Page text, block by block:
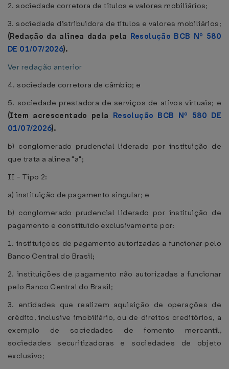
2. sociedade corretora de títulos e valores mobiliários;
3. sociedade distribuidora de títulos e valores mobiliários;
(Redação da alínea dada pela Resolução BCB Nº 580
DE 01/07/2026).
Ver redação anterior
4. sociedade corretora de câmbio; e
5. sociedade prestadora de serviços de ativos virtuais; e
(Item acrescentado pela Resolução BCB Nº 580 DE
01/07/2026).
b) conglomerado prudencial liderado por instituição de
que trata a alínea "a";
II - Tipo 2:
a) instituição de pagamento singular; e
b) conglomerado prudencial liderado por instituição de
pagamento e constituído exclusivamente por:
1. instituições de pagamento autorizadas a funcionar pelo
Banco Central do Brasil;
2. instituições de pagamento não autorizadas a funcionar
pelo Banco Central do Brasil;
3. entidades que realizem aquisição de operações de
crédito, inclusive imobiliário, ou de direitos creditórios, a
exemplo de sociedades de fomento mercantil,
sociedades securitizadoras e sociedades de objeto
exclusivo;